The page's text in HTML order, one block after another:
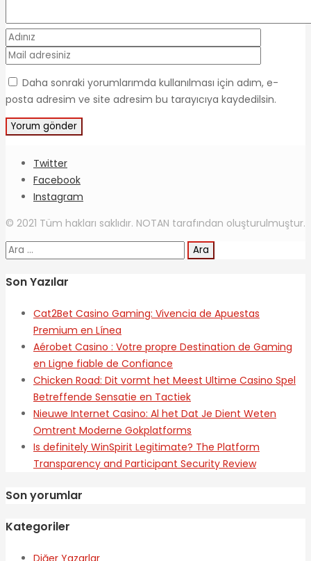
Daha sonraki yorumlarımda kullanılması için adım, e-
posta adresim ve site adresim bu tarayıcıya kaydedilsin.
Twitter
Facebook
Instagram
© 2021 Tüm hakları saklıdır. NOTAN tarafından oluşturulmuştur.
Arama:
Son Yazılar
Cat2Bet Casino Gaming: Vivencia de Apuestas
Premium en Línea
Aérobet Casino : Votre propre Destination de Gaming
en Ligne fiable de Confiance
Chicken Road: Dit vormt het Meest Ultime Casino Spel
Betreffende Sensatie en Tactiek
Nieuwe Internet Casino: Al het Dat Je Dient Weten
Omtrent Moderne Gokplatforms
Is definitely WinSpirit Legitimate? The Platform
Transparency and Participant Security Review
Son yorumlar
Kategoriler